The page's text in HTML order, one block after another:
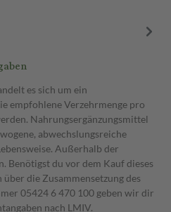
es sich um ein
empfohlene Verzehrmenge pro
Nahrungsergänzungsmittel
abwechslungsreiche
Außerhalb der
Benötigst du vor dem Kauf dieses
die Zusammensetzung des
05424 6 470 100 geben wir dir
nach LMIV.